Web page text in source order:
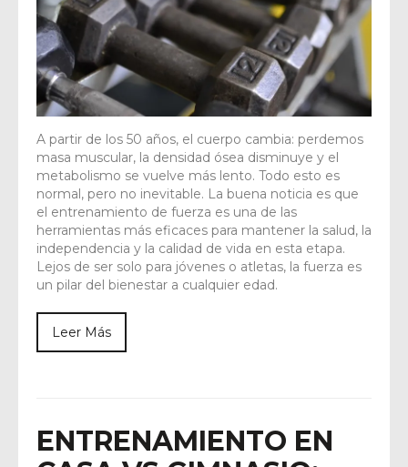
A partir de los 50 años, el cuerpo cambia: perdemos
masa muscular, la densidad ósea disminuye y el
metabolismo se vuelve más lento. Todo esto es
normal, pero no inevitable. La buena noticia es que
el entrenamiento de fuerza es una de las
herramientas más eficaces para mantener la salud, la
independencia y la calidad de vida en esta etapa.
Lejos de ser solo para jóvenes o atletas, la fuerza es
un pilar del bienestar a cualquier edad.
Leer Más
ENTRENAMIENTO EN